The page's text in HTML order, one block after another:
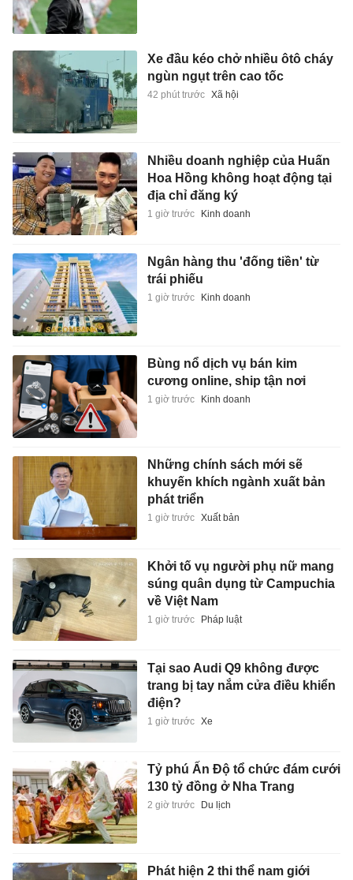
Xe đầu kéo chở nhiều ôtô cháy
ngùn ngụt trên cao tốc
42 phút trước Xã hội
Nhiều doanh nghiệp của Huấn
Hoa Hồng không hoạt động tại
địa chỉ đăng ký
1 giờ trước Kinh doanh
Ngân hàng thu 'đống tiền' từ
trái phiếu
1 giờ trước Kinh doanh
Bùng nổ dịch vụ bán kim
cương online, ship tận nơi
1 giờ trước Kinh doanh
Những chính sách mới sẽ
khuyến khích ngành xuất bản
phát triển
1 giờ trước Xuất bản
Khởi tố vụ người phụ nữ mang
súng quân dụng từ Campuchia
về Việt Nam
1 giờ trước Pháp luật
Tại sao Audi Q9 không được
trang bị tay nắm cửa điều khiển
điện?
1 giờ trước Xe
Tỷ phú Ấn Độ tổ chức đám cưới
130 tỷ đồng ở Nha Trang
2 giờ trước Du lịch
Phát hiện 2 thi thể nam giới